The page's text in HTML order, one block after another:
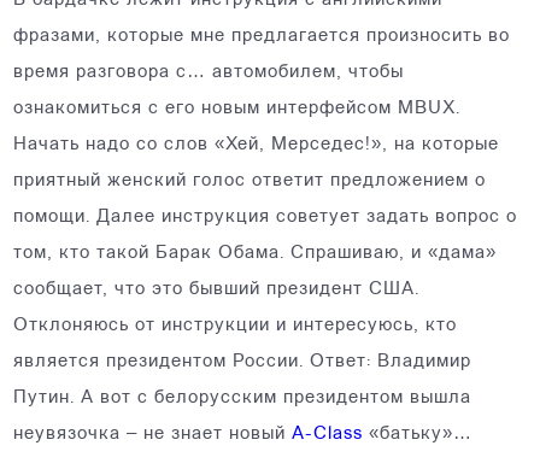
фразами, которые мне предлагается произносить во
время разговора c… автомобилем, чтобы
ознакомиться с его новым интерфейсом MBUX.
Начать надо со слов «Хей, Мерседес!», на которые
приятный женский голос ответит предложением о
помощи. Далее инструкция советует задать вопрос о
том, кто такой Барак Обама. Спрашиваю, и «дама»
сообщает, что это бывший президент США.
Отклоняюсь от инструкции и интересуюсь, кто
является президентом России. Ответ: Владимир
Путин. А вот с белорусским президентом вышла
неувязочка – не знает новыйA-Class «батьку»…